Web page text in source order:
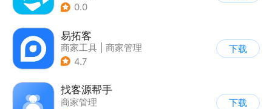
0.0
易拓客
商家工具
商家管理
4.7
下载
找客源帮手
商家管理
下载